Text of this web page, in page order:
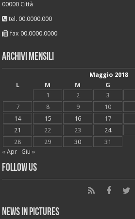
00000 Città
tel. 00.0000.000
fax 00.0000.0000
Archivi mensili
Maggio 2018
L
M M G
1
2 3
7
8 9 10
14
15 16 17
21
22 23 24
28
29 30
31
« Apr
Giu »
Follow Us
News in Pictures